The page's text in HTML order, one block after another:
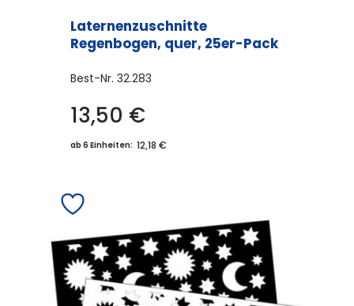
Laternenzuschnitte
Regenbogen, quer, 25er-Pack
Best-Nr. 32.283
13,50 €
ab 6 Einheiten: 12,18 €